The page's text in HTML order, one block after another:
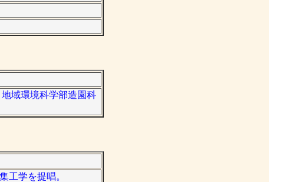
域環境科学部造園科
工学を提唱。